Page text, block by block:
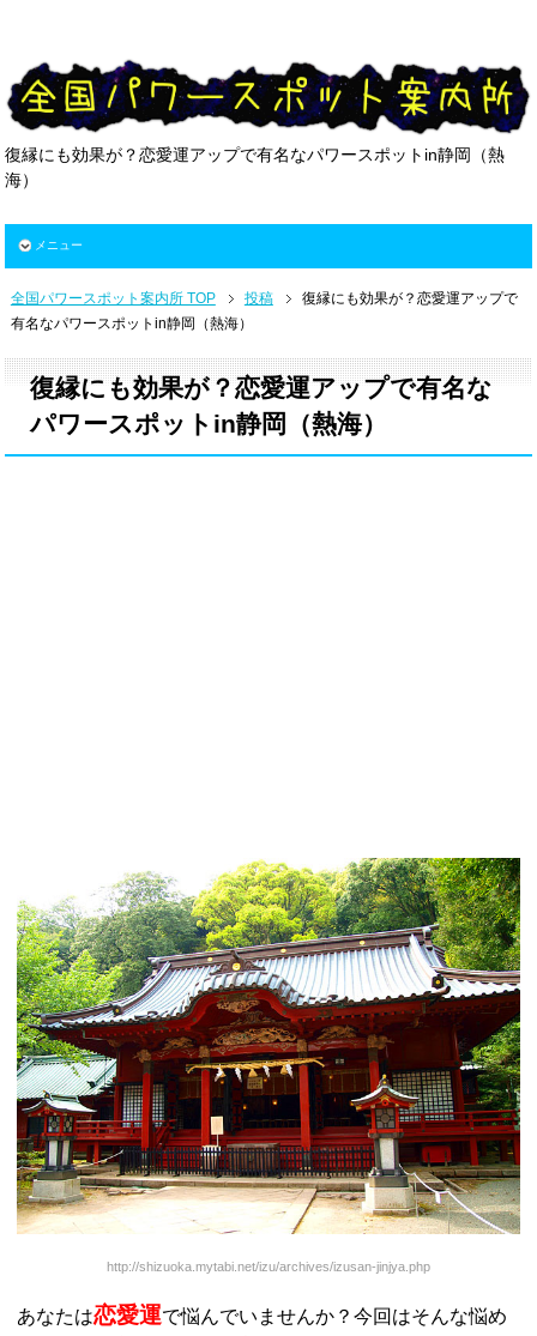
復縁にも効果が？恋愛運アップで有名なパワースポットin静岡（熱
海）
メニュー
全国パワースポット案内所 TOP 投稿
復縁にも効果が？恋愛運アップで
有名なパワースポットin静岡（熱海）
復縁にも効果が？恋愛運アップで有名な
パワースポットin静岡（熱海）
http://shizuoka.mytabi.net/izu/archives/izusan-jinjya.php
あなたは恋愛運で悩んでいませんか？今回はそんな悩め